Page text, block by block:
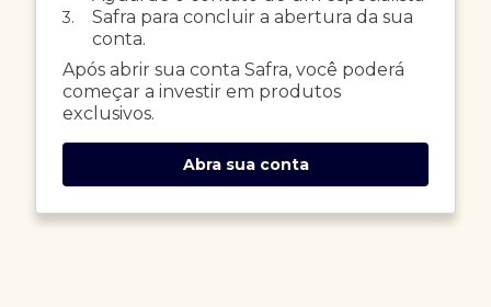
3.
Safra para concluir a abertura da sua
conta.
Após abrir sua conta Safra, você poderá
começar a investir em produtos
exclusivos.
Abra sua conta